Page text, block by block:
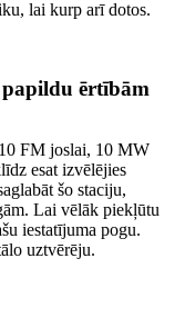
lai kurp arī dotos.
papildu ērtībām
FM joslai, 10 MW
esat izvēlējies
šo staciju,
Lai vēlāk piekļūtu
iestatījuma pogu.
uztvērēju.